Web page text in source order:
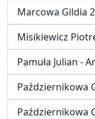
Marcowa Gildia
Misikiewicz
Pamuła Julian -
Październikowa
Październikowa